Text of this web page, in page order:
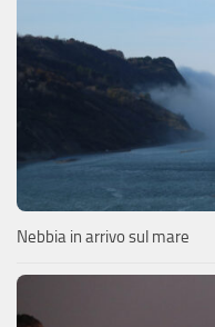
Nebbia in arrivo sul mare